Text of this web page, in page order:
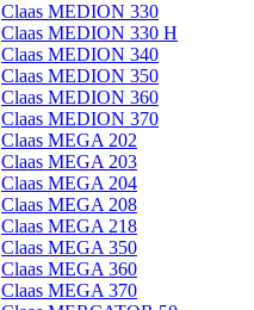
Claas MEDION 330
Claas MEDION 330 H
Claas MEDION 340
Claas MEDION 350
Claas MEDION 360
Claas MEDION 370
Claas MEGA 202
Claas MEGA 203
Claas MEGA 204
Claas MEGA 208
Claas MEGA 218
Claas MEGA 350
Claas MEGA 360
Claas MEGA 370